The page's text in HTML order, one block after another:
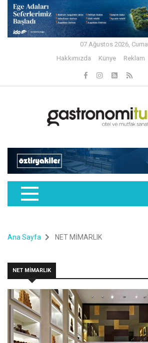
07 Ağustos 2026, Cuma
Hakkımızda
Künye Reklam
Ana Sayfa NET MİMARLIK
NET MİMARLIK